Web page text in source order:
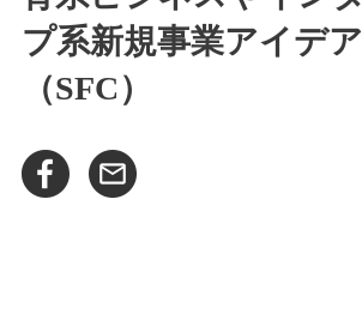
プ系新規事業アイデ
（SFC）